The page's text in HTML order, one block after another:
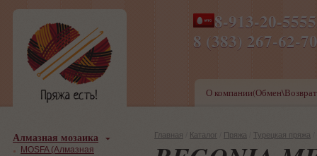
8-913-20-
8 (383) 267-
ПН-ПТ 8-17,СБ-ВС 9-
О
Главная Каталог Пряжа Турецкая пряжа
Алмазная мозаика
MOSFA (Алмазная